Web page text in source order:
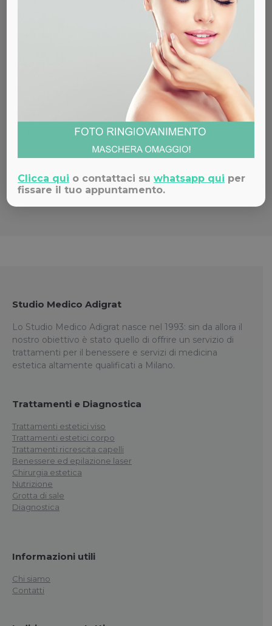
Dr. Giuseppe Serpieri
Studio Medico Adigrat
Lo Studio Medico Adigrat nasce nel 1993: sin da allora il
nostro obiettivo è stato quello di offrire un servizio di
trattamenti per il benessere e servizi di medicina
estetica altamente qualificati a Milano.
Trattamenti e Diagnostica
Trattamenti estetici viso
Trattamenti estetici corpo
Trattamenti ricrescita capelli
Benessere ed epilazione laser
Chirurgia estetica
Nutrizione
Grotta di sale
Diagnostica
Informazioni utili
Chi siamo
Contatti
Clicca qui o contattaci suwhatsapp qui per
fissare il tuo appuntamento.